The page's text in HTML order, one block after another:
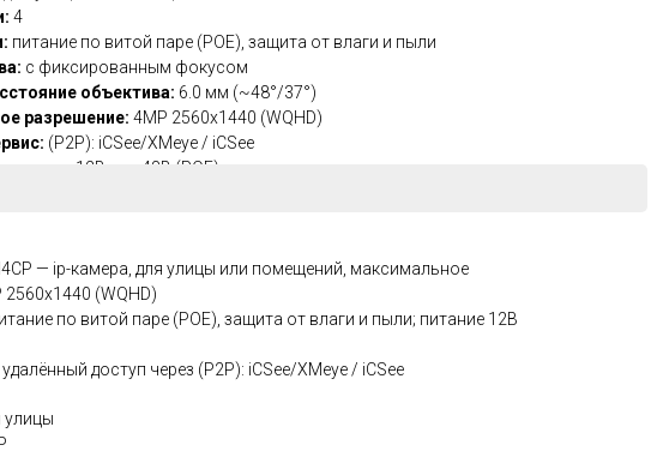
4
питание по витой паре (POE), защита от влаги и пыли
с фиксированным фокусом
объектива: 6.0 мм (~48°/37°)
разрешение: 4MP 2560x1440 (WQHD)
(P2P): iCSee/XMeye / iCSee
12В или 48В (POE)
— ip-камера, для улицы или помещений, максимальное
(WQHD)
по витой паре (POE), защита от влаги и пыли; питание 12В
доступ через (P2P): iCSee/XMeye / iCSee
улицы